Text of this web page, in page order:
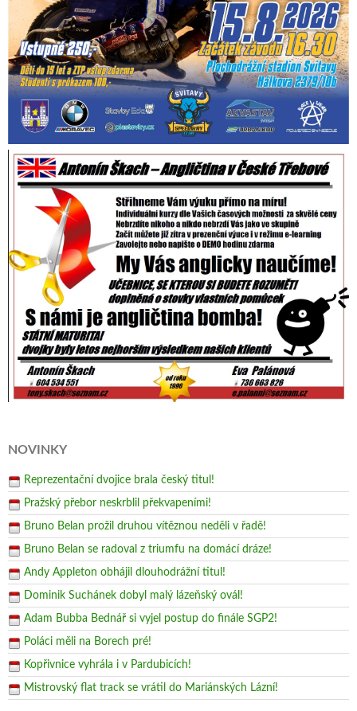
NOVINKY
Reprezentační dvojice brala český titul!
Pražský přebor neskrblil překvapeními!
Bruno Belan prožil druhou vítěznou neděli v řadě!
Bruno Belan se radoval z triumfu na domácí dráze!
Andy Appleton obhájil dlouhodrážní titul!
Dominik Suchánek dobyl malý lázeňský ovál!
Adam Bubba Bednář si vyjel postup do finále SGP2!
Poláci měli na Borech pré!
Kopřivnice vyhrála i v Pardubicích!
Mistrovský flat track se vrátil do Mariánských Lázní!